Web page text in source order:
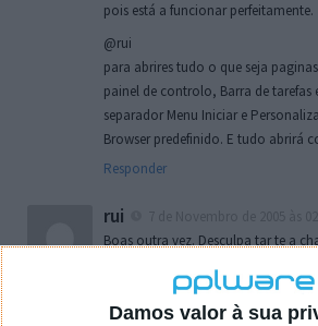
Damos valor à sua
pois está a funcionar perfeitamente.
@rui
para abrires tudo o que seja
painel de controlo, Barra de tarefas
separador Menu Iniciar e
Browser predefinido. E tudo abrirá
Responder
rui
Boas outra vez. Desculpa tar te a
o firefox como browser predefenido
de control tudo e nada. Tou a